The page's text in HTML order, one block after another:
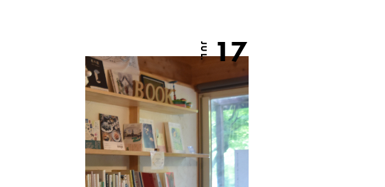
JUL. 17